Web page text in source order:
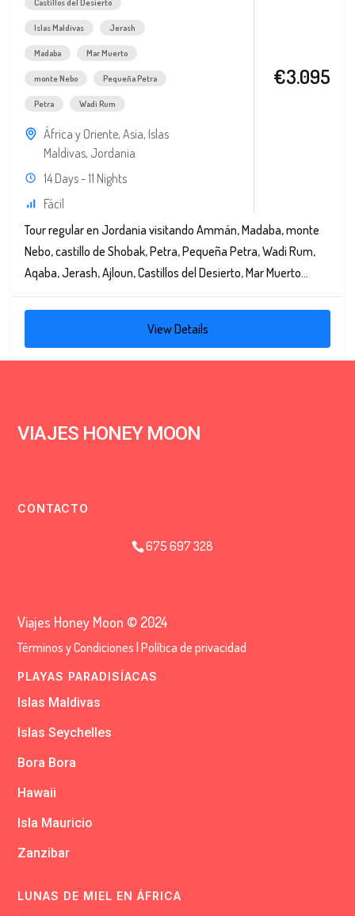
Islas Maldivas Jerash
Madaba Mar Muerto
monte Nebo Pequeña Petra
Petra Wadi Rum
África y Oriente, Asia, Islas
Maldivas, Jordania
14 Days - 11 Nights
Fácil
€3.095
Tour regular en Jordania visitando Ammán, Madaba, monte
Nebo, castillo de Shobak, Petra, Pequeña Petra, Wadi Rum,
Aqaba, Jerash, Ajloun, Castillos del Desierto, Mar Muerto...
View Details
VIAJES HONEY MOON
CONTACTO
675 697 328
Viajes Honey Moon © 2024
Términos y Condiciones |Política de privacidad
PLAYAS PARADISÍACAS
Islas Maldivas
Islas Seychelles
Bora Bora
Hawaii
Isla Mauricio
Zanzibar
LUNAS DE MIEL EN ÁFRICA